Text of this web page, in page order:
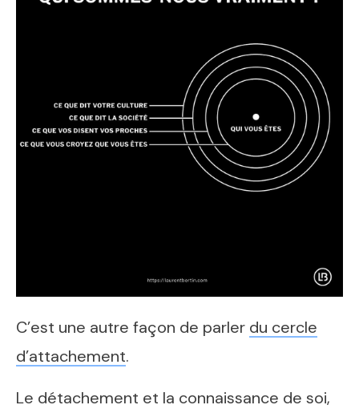
C’est une autre façon de parler du cercle
d’attachement.
Le détachement et la connaissance de soi,